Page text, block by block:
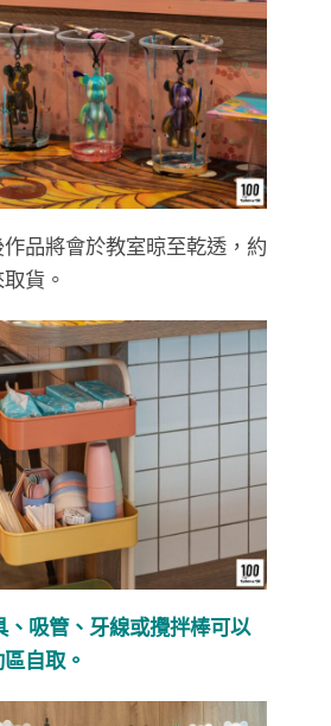
品將會於教室晾至乾透，約
貨。
吸管、牙線或攪拌棒可以
自取。